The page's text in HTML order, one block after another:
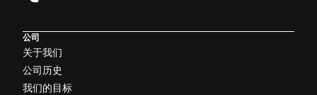
公司
关于我们
公司历史
我们的目标